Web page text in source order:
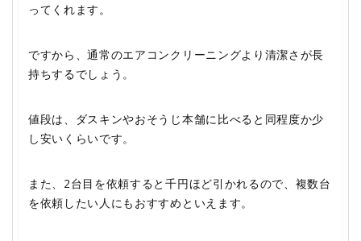
ってくれます。
ですから、通常のエアコンクリーニングより清潔さが長
持ちするでしょう。
値段は、ダスキンやおそうじ本舗に比べると同程度か少
し安いくらいです。
また、2台目を依頼すると千円ほど引かれるので、複数台
を依頼したい人にもおすすめといえます。